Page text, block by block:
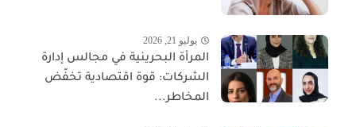
يوليو 21, 2026
المرأة البحرينية في مجالس إدارة
الشركات: قوة اقتصادية تخفّض
المخاطر...